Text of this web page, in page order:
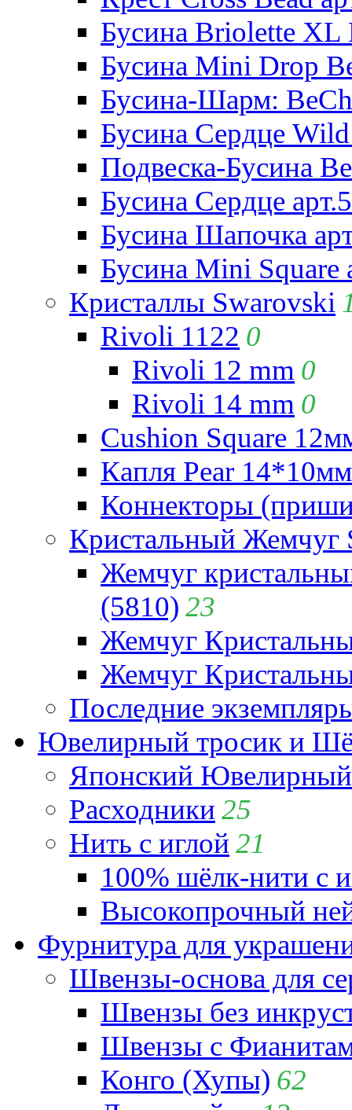
Бусина Briolette XL
Бусина Mini Drop
Бусина-Шарм:
Бусина Сердце
Подвеска-Бусина
Бусина Сердце
Бусина Шапочка
Бусина Mini Square
Кристаллы Swarovski
Rivoli 1122 0
Rivoli 12 mm 0
Rivoli 14 mm 0
Cushion Square
Капля Pear
Коннекторы
Кристальный Жемчуг
Жемчуг
(5810) 23
Жемчуг
Жемчуг
Последние
Ювелирный тросик и
Японский
Расходники 25
Нить с иглой 21
100% шёлк-нити с
Высокопрочный
Фурнитура для
Швензы-основа для
Швензы без
Швензы с
Конго (Хупы) 62